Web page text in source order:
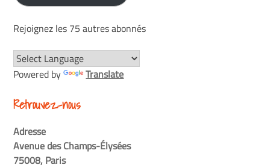
Rejoignez les 75 autres abonnés
Powered by Translate
Retrouvez-nous
Adresse
Avenue des Champs-Élysées
75008, Paris